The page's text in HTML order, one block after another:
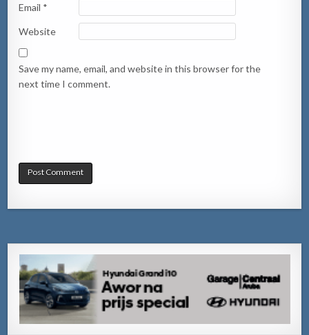
Email *
Website
Save my name, email, and website in this browser for the
next time I comment.